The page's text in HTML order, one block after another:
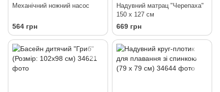
Механічний ножний насос
564 грн
Надувний матрац "Черепаха"
150 х 127 см
669 грн